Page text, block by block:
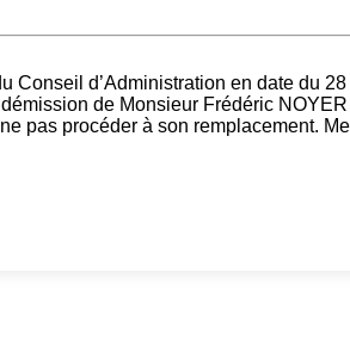
Conseil d’Administration en date du
de Monsieur Frédéric
pas procéder à son remplacement.